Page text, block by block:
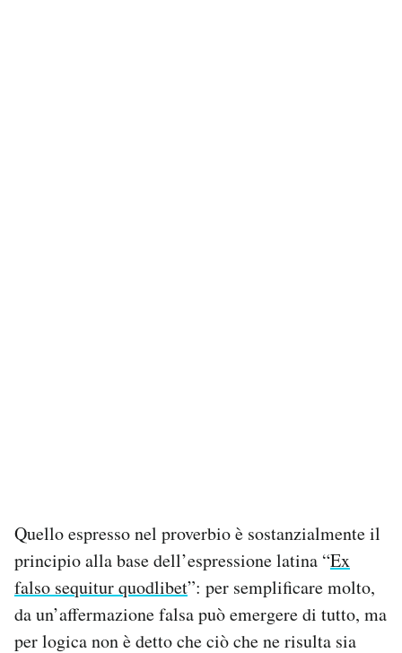
Quello espresso nel proverbio è sostanzialmente il
principio alla base dell’espressione latina “Ex
falso sequitur quodlibet”: per semplificare molto,
da un’affermazione falsa può emergere di tutto, ma
per logica non è detto che ciò che ne risulta sia